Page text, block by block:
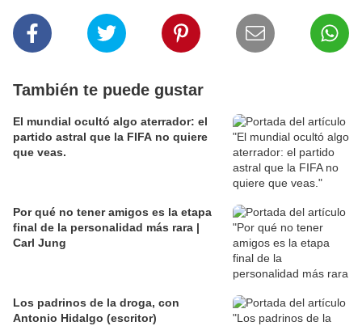
También te puede gustar
El mundial ocultó algo aterrador: el
partido astral que la FIFA no quiere
que veas.
Por qué no tener amigos es la etapa
final de la personalidad más rara |
Carl Jung
Los padrinos de la droga, con
Antonio Hidalgo (escritor)